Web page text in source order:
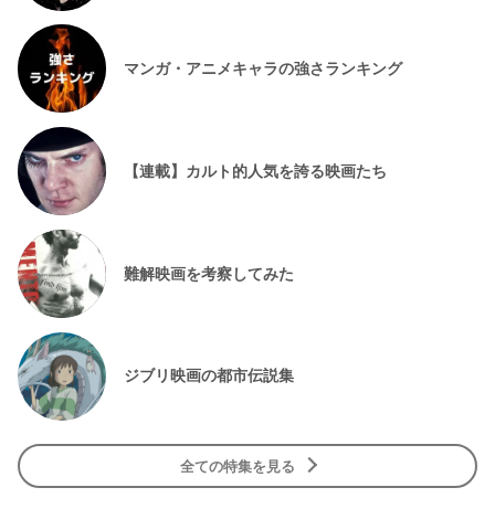
マンガ・アニメキャラの強さランキング
【連載】カルト的人気を誇る映画たち
難解映画を考察してみた
ジブリ映画の都市伝説集
全ての特集を見る